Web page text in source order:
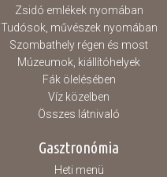
Zsidó emlékek nyomában
Tudósok, művészek nyomában
Szombathely régen és most
Múzeumok, kiállítóhelyek
Fák ölelésében
Víz közelben
Összes látnivaló
Gasztronómia
Heti menü